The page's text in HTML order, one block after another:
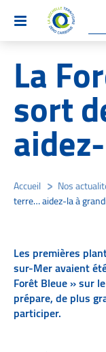
La
sort
Accueil Nos
terre… aidez-la à
Les premières
sur-Mer avaient
Forêt Bleue » sur
prépare, de plus
participer.